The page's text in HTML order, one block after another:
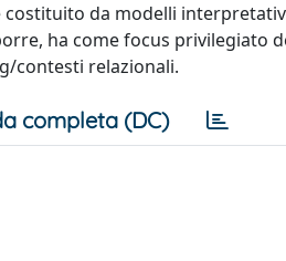
da modelli
ha come focus privilegiato
contesti relazionali.
completa (DC)